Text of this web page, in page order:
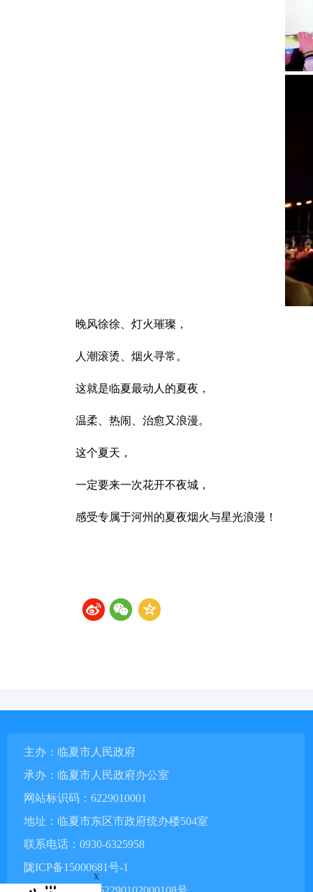
晚风徐徐、灯火璀璨，
人潮滚烫、烟火寻常。
这就是临夏最动人的夏夜，
温柔、热闹、治愈又浪漫。
这个夏天，
一定要来一次花开不夜城，
感受专属于河州的夏夜烟火与星光浪漫！
主办：临夏市人民政府
承办：临夏市人民政府办公室
网站标识码：6229010001
地址：临夏市东区市政府统办楼504室
联系电话：0930-6325958
陇ICP备15000681号-1
x